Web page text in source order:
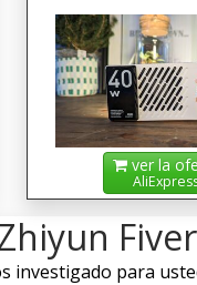
ver la
investigado para